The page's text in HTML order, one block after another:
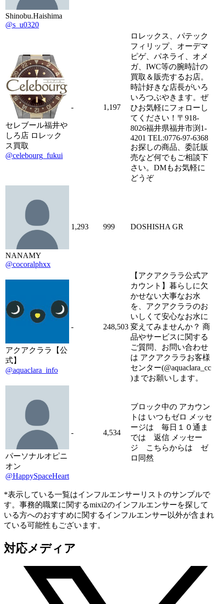
Shinobu.Haishima
@s_u0320
セレブール福井や
しろ店 ロレック
ス買取
@celebourg_fukui
- 1,197
ロレックス、パテック
フィリップ、オーデマ
ピゲ、パネライ、オメ
ガ、IWC等の腕時計の
買取＆販売するお店。
時計好きな店長がいろ
いろつぶやきます。ぜ
ひお気軽にフォローし
てください！〒918-
8026福井県福井市渕1-
4201 TEL:0776-97-6368
お探しの商品、委託販
売など何でもご相談下
さい。DMもお気軽に
どうぞ
NANAMY
@cocoralphxx
1,293 999 DOSHISHA GR
アクアクララ【公
式】
@aquaclara_info
- 248,503
【アクアクララ公式ア
カウント】暮らしに欠
かせない大事なお水
を、アクアクララのお
いしくて安心なお水に
変えてみませんか？ 商
品やサービスに関する
ご質問、お問い合わせ
は アクアクララお客様
センター(@aquaclara_cc
)までお願いします。
パーソナルオピニ
オン
@HappySpaceHeart
- 4,534
ブロック中の アカウン
トは いつもゼロ メッセ
ージは 毎日１０通ま
では 返信 メッセー
ジ こちらからは ゼ
ロ同然
*表示している一覧はインフルエンサーリストのサンプルで
す。事務的職業に関するmixi2のインフルエンサーを探して
いる方へのおすすめに関するインフルエンサー以外が含まれ
ている可能性もございます。
対応メディア